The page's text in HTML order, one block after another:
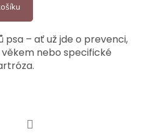
psa – ať už jde o prevenci,
nebo specifické